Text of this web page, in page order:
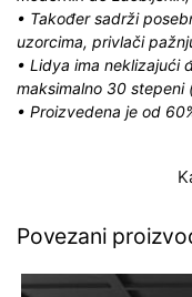
• Također sadrži
uzorcima, privlači
• Lidya ima neklizajući
maksimalno 30 stepeni
• Proizvedena je od
Povezani